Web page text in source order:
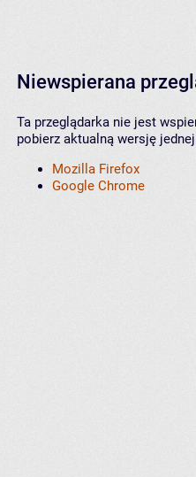
Niewspierana
Ta przeglądarka nie jest
pobierz aktualną wersję
Mozilla Firefox
Google Chrome